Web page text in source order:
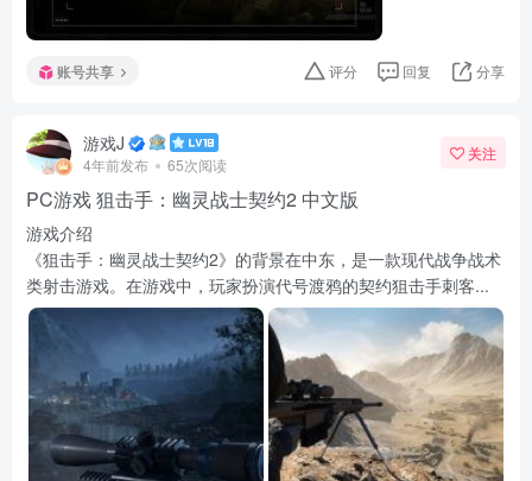
账号共享 评分 回复 分享
游戏J
4年前发布 65次阅读
关注
PC游戏 狙击手：幽灵战士契约2 中文版
游戏介绍
《狙击手：幽灵战士契约2》的背景在中东，是一款现代战争战术
类射击游戏。在游戏中，玩家扮演代号渡鸦的契约狙击手刺客...